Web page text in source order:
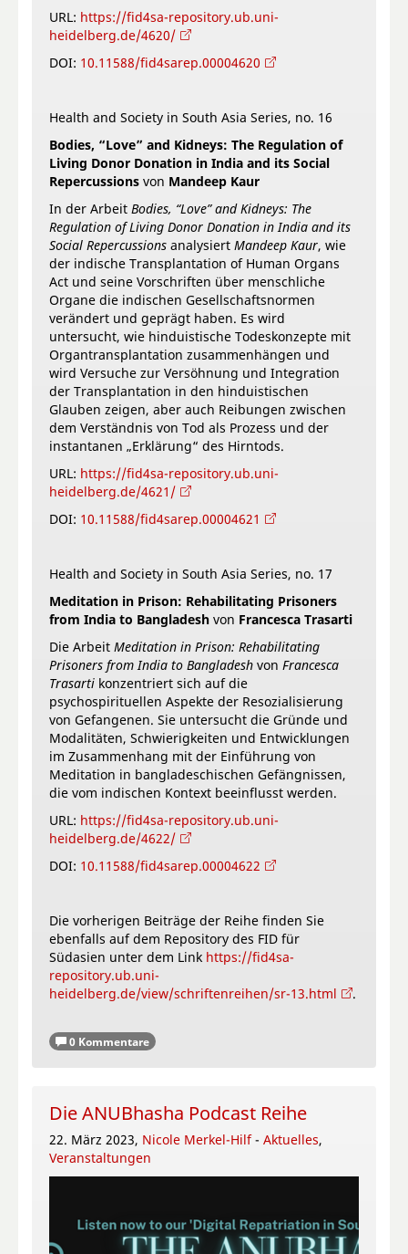
URL: https://fid4sa-repository.ub.uni-
heidelberg.de/4620/
DOI: 10.11588/fid4sarep.00004620
Health and Society in South Asia Series, no. 16
Bodies, “Love” and Kidneys: The Regulation of
Living Donor Donation in India and its Social
Repercussions von Mandeep Kaur
In der Arbeit Bodies, “Love” and Kidneys: The
Regulation of Living Donor Donation in India and its
Social Repercussions analysiert Mandeep Kaur, wie
der indische Transplantation of Human Organs
Act und seine Vorschriften über menschliche
Organe die indischen Gesellschaftsnormen
verändert und geprägt haben. Es wird
untersucht, wie hinduistische Todeskonzepte mit
Organtransplantation zusammenhängen und
wird Versuche zur Versöhnung und Integration
der Transplantation in den hinduistischen
Glauben zeigen, aber auch Reibungen zwischen
dem Verständnis von Tod als Prozess und der
instantanen „Erklärung“ des Hirntods.
URL: https://fid4sa-repository.ub.uni-
heidelberg.de/4621/
DOI: 10.11588/fid4sarep.00004621
Health and Society in South Asia Series, no. 17
Meditation in Prison: Rehabilitating Prisoners
from India to Bangladesh von Francesca Trasarti
Die Arbeit Meditation in Prison: Rehabilitating
Prisoners from India to Bangladesh von Francesca
Trasarti konzentriert sich auf die
psychospirituellen Aspekte der Resozialisierung
von Gefangenen. Sie untersucht die Gründe und
Modalitäten, Schwierigkeiten und Entwicklungen
im Zusammenhang mit der Einführung von
Meditation in bangladeschischen Gefängnissen,
die vom indischen Kontext beeinflusst werden.
URL: https://fid4sa-repository.ub.uni-
heidelberg.de/4622/
DOI: 10.11588/fid4sarep.00004622
Die vorherigen Beiträge der Reihe finden Sie
ebenfalls auf dem Repository des FID für
Südasien unter dem Link https://fid4sa-
repository.ub.uni-
heidelberg.de/view/schriftenreihen/sr-13.html
.
0 Kommentare
Die ANUBhasha Podcast Reihe
22. März 2023, Nicole Merkel-Hilf - Aktuelles,
Veranstaltungen